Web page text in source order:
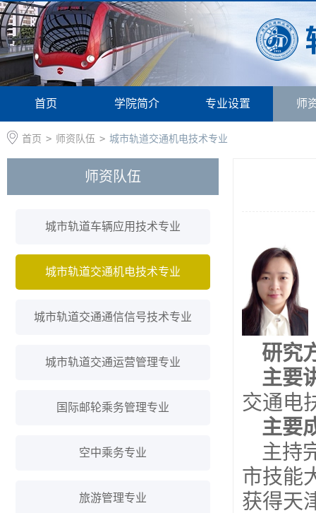
首页 学院简介 专业设置 师
首页 > 师资队伍 > 城市轨道交通机电技术专业
师资队伍
城市轨道车辆应用技术专业
城市轨道交通机电技术专业
城市轨道交通通信信号技术专业
城市轨道交通运营管理专业
国际邮轮乘务管理专业
空中乘务专业
旅游管理专业
研究
主要
交通电
主要
主持
市技能
获得天